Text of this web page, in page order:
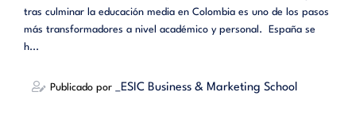
tras culminar la educación media en Colombia es uno de los pasos
más transformadores a nivel académico y personal. España se
h...
Publicado por _ESIC Business & Marketing School